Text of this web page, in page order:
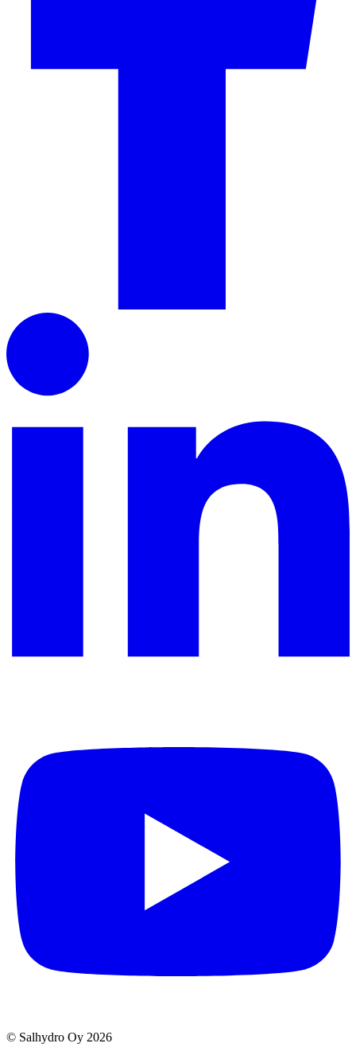
© Salhydro Oy 2026